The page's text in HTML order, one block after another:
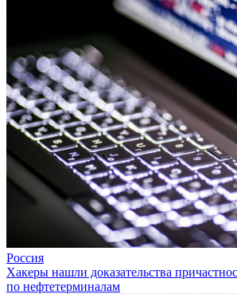
Россия
Хакеры нашли доказательства
по нефтетерминалам